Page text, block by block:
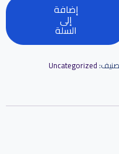
إضافة
إلى
السلة
Uncategorized